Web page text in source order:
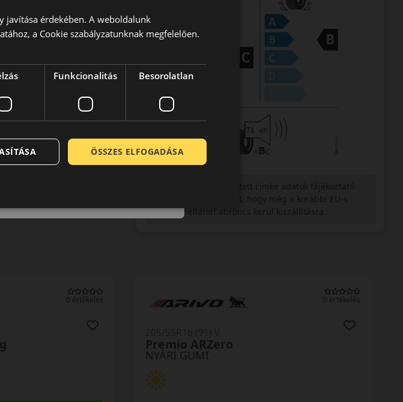
0 / 5
címkével ellátott abroncs kerül kiszállításra.
0 értékelés 0 értékelés
NYÁRI GUMI
Premio ARZero
javítása érdekében. A weboldalunk
a Cookie szabályzatunknak megfelelően.
Funkcionalitás Besorolatlan
ÖSSZES ELFOGADÁSA